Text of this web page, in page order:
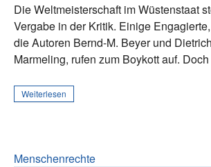
Die Weltmeisterschaft im Wüstenstaat
Vergabe in der Kritik. Einige
die Autoren Bernd-M. Beyer und
Marmeling, rufen zum Boykott auf.
Weiterlesen
Menschenrechte